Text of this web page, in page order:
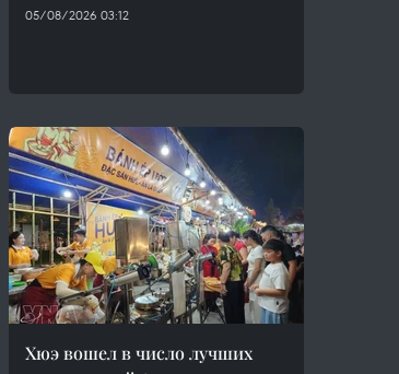
05/08/2026 03:12
Хюэ вошел в число лучших